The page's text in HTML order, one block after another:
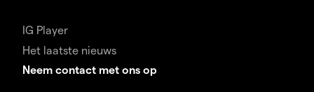
IG Player
Het laatste nieuws
Neem contact met ons op